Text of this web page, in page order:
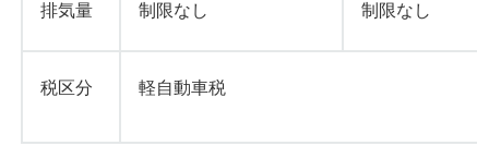
排気量 制限なし 制限なし
税区分 軽自動車税